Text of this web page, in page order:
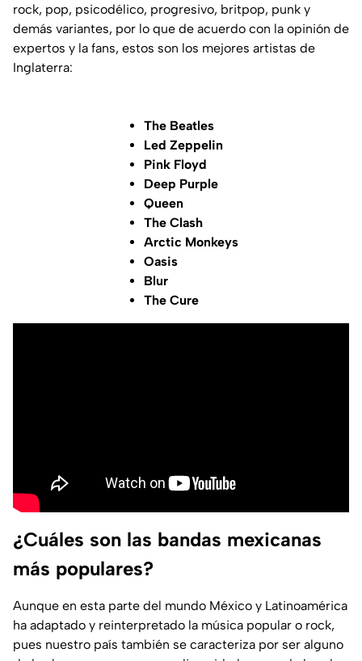
rock, pop, psicodélico, progresivo, britpop, punk y
demás variantes, por lo que de acuerdo con la opinión de
expertos y la fans, estos son los mejores artistas de
Inglaterra:
The Beatles
Led Zeppelin
Pink Floyd
Deep Purple
Queen
The Clash
Arctic Monkeys
Oasis
Blur
The Cure
¿Cuáles son las bandas mexicanas
más populares?
Aunque en esta parte del mundo México y Latinoamérica
ha adaptado y reinterpretado la música popular o rock,
pues nuestro país también se caracteriza por ser alguno